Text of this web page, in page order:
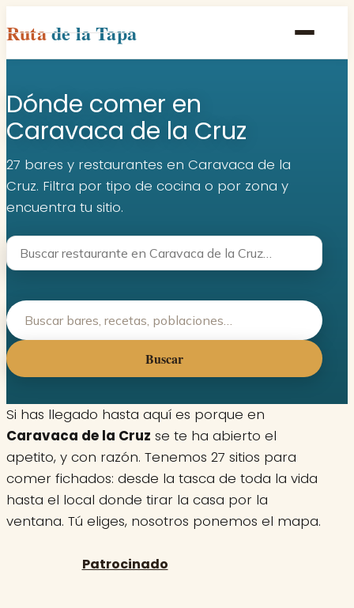
Rutade la Tapa
Inicio
Poblaciones
Rutas
Recetas
Contacto
Dónde comer en
Caravaca de la Cruz
27 bares y restaurantes en Caravaca de la
Cruz. Filtra por tipo de cocina o por zona y
encuentra tu sitio.
Buscar
Si has llegado hasta aquí es porque en
Caravaca de la Cruz se te ha abierto el
apetito, y con razón. Tenemos 27 sitios para
comer fichados: desde la tasca de toda la vida
hasta el local donde tirar la casa por la
ventana. Tú eliges, nosotros ponemos el mapa.